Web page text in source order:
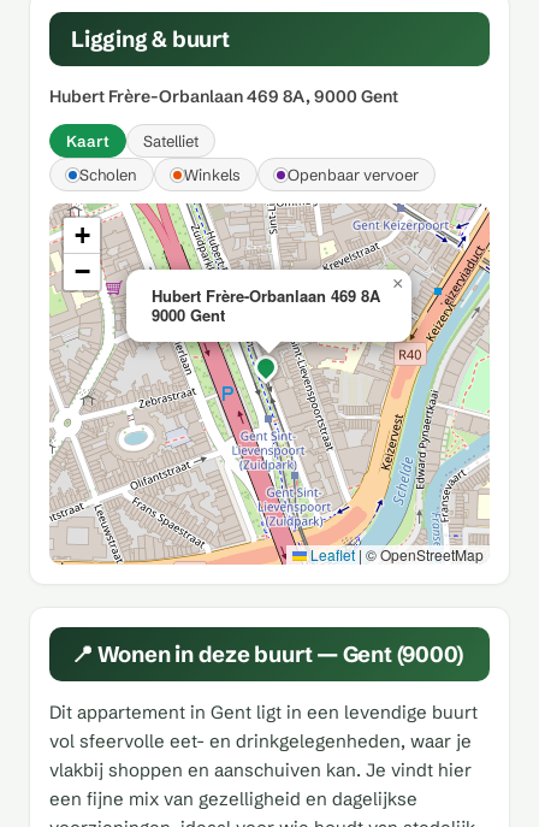
Ligging & buurt
Hubert Frère-Orbanlaan 469 8A, 9000 Gent
Kaart
Satelliet
Scholen
Winkels Openbaar vervoer
Hubert Frère-Orbanlaan 469 8A
9000 Gent
×
+
−
Leaflet | © OpenStreetMap
📍 Wonen in deze buurt — Gent (9000)
Dit appartement in Gent ligt in een levendige buurt
vol sfeervolle eet- en drinkgelegenheden, waar je
vlakbij shoppen en aanschuiven kan. Je vindt hier
een fijne mix van gezelligheid en dagelijkse